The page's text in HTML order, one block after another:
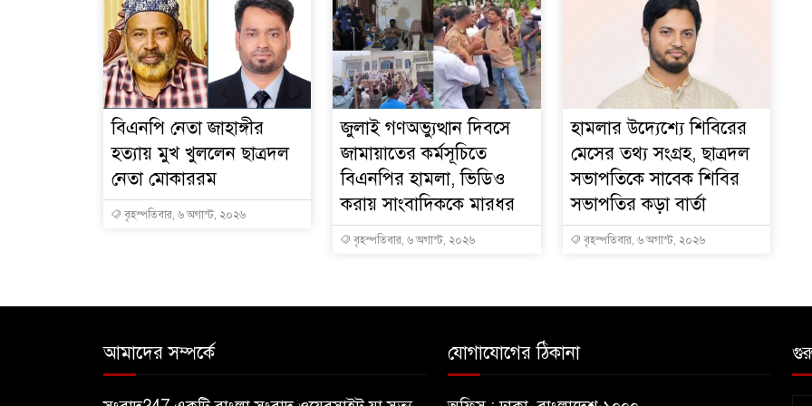
বিএনপি নেতা জাহাঙ্গীর
হত্যায় মুখ খুললেন ছাত্রদল
নেতা মোকাররম
বৃহস্পতিবার, ৬ অগাস্ট, ২০২৬
জুলাই গণঅভ্যুত্থান দিবসে
জামায়াতের কর্মসূচিতে
বিএনপির হামলা, ভিডিও
করায় সাংবাদিককে মারধর
বৃহস্পতিবার, ৬ অগাস্ট, ২০২৬
হামলার উদ্যেশ্যে শিবিরের
মেসের তথ্য সংগ্রহ, ছাত্রদল
সভাপতিকে সাবেক শিবির
সভাপতির কড়া বার্তা
বৃহস্পতিবার, ৬ অগাস্ট, ২০২৬
আমাদের সম্পর্কে যোগাযোগের ঠিকানা